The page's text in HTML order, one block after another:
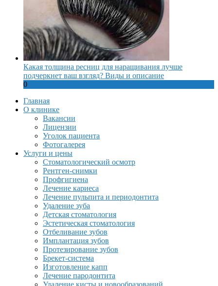
Какая толщина ресниц для наращивания лучше
подчеркнет ваш взгляд? Виды и описание
0
Главная
О клинике
Вакансии
Лицензии
Уголок пациента
Фотогалерея
Услуги и цены
Стоматологический осмотр
Рентген-снимки
Профгигиена
Лечение кариеса
Лечение пульпита и периодонтита
Удаление зуба
Детская стоматология
Эстетическая стоматология
Отбеливание зубов
Имплантация зубов
Протезирование зубов
Брекет-система
Изготовление капп
Лечение пародонтита
Удаление кисты и новообразований